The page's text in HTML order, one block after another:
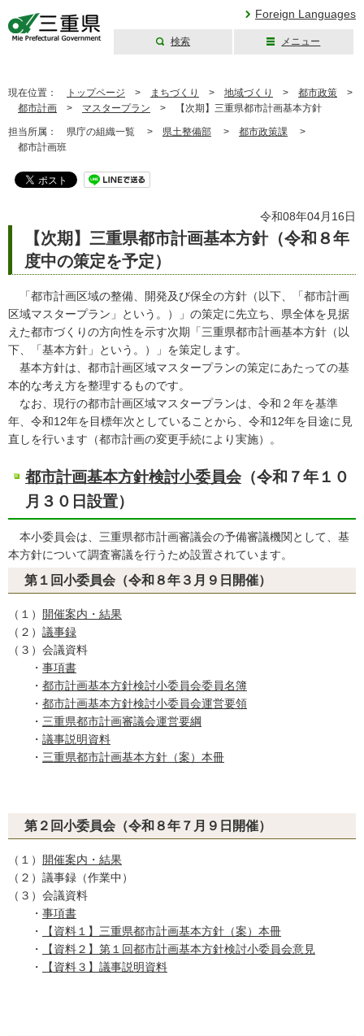
Foreign Languages
検索 メニュー
現在位置： トップページ > まちづくり > 地域づくり > 都市政策 >
都市計画 > マスタープラン > 【次期】三重県都市計画基本方針
担当所属： 県庁の組織一覧 > 県土整備部 > 都市政策課 >
都市計画班
令和08年04月16日
【次期】三重県都市計画基本方針（令和８年
度中の策定を予定）
「都市計画区域の整備、開発及び保全の方針（以下、「都市計画
区域マスタープラン」という。）」 の策定に先立ち、県全体を見据
えた都市づくりの方向性を示す次期「三重県都市計画基本方針（以
下、「基本方針」という。）」を策定します。
基本方針は、都市計画区域マスタープランの策定にあたっての基
本的な考え方を整理するものです。
なお、現行の都市計画区域マスタープランは、令和２年を基準
年、令和12年を目標年次としていることから、令和12年を目途に見
直しを行います（都市計画の変更手続により実施）。
都市計画基本方針検討小委員会（令和７年１０
月３０日設置）
本小委員会は、三重県都市計画審議会の予備審議機関として、基
本方針について調査審議を行うため設置されています。
第１回小委員会（令和８年３月９日開催）
（１）
開催案内・結果
（２） 議事録
（３）会議資料
・ 事項書
・ 都市計画基本方針検討小委員会委員名簿
・ 都市計画基本方針検討小委員会運営要領
・ 三重県都市計画審議会運営要綱
・ 議事説明資料
・ 三重県都市計画基本方針（案）本冊
第２回小委員会（令和８年７月９日開催）
（１）
開催案内・結果
（２）議事録（作業中）
（３）会議資料
・ 事項書
・
【資料１】三重県都市計画基本方針（案）本冊
・
【資料２】第１回都市計画基本方針検討小委員会意見
・
【資料３】議事説明資料